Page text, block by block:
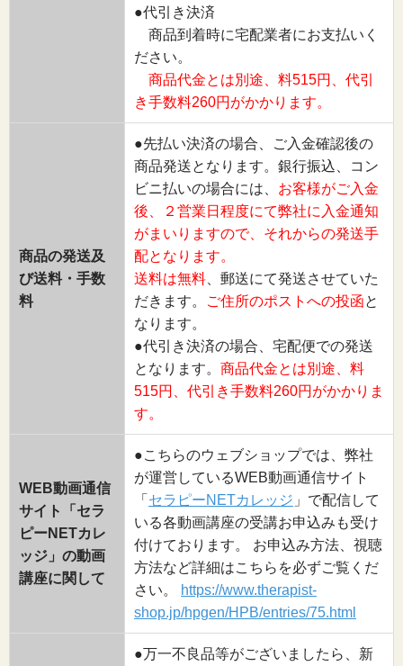
●代引き決済
商品到着時に宅配業者にお支払いく
ださい。
商品代金とは別途、料515円、代引
き手数料260円がかかります。
商品の発送及
び送料・手数
料
●先払い決済の場合、ご入金確認後の
商品発送となります。銀行振込、コン
ビニ払いの場合には、 お客様がご入金
後、２営業日程度にて弊社に入金通知
がまいりますので、それからの発送手
配となります。
送料は無料 、郵送にて発送させていた
だきます。
ご住所のポストへの投函と
なります。
●代引き決済の場合、宅配便での発送
となります。 商品代金とは別途、料
515円、代引き手数料260円がかかりま
す。
WEB動画通信
サイト「セラ
ピーNETカレ
ッジ」の動画
講座に関して
●こちらのウェブショップでは、弊社
が運営しているWEB動画通信サイト
「 セラピーNETカレッジ 」で配信して
いる各動画講座の受講お申込みも受け
付けております。 お申込み方法、視聴
方法など詳細はこちらを必ずご覧くだ
さい。
https://www.therapist-
shop.jp/hpgen/HPB/entries/75.html
●万一不良品等がございましたら、新